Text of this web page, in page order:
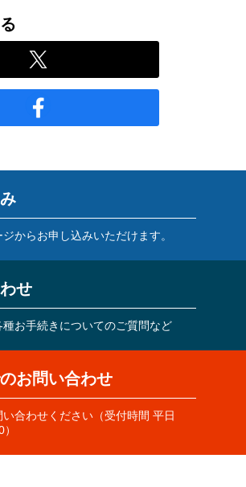
からお申し込みいただけます。
せ
種お手続きについてのご質問など
お問い合わせ
合わせください（受付時間 平日